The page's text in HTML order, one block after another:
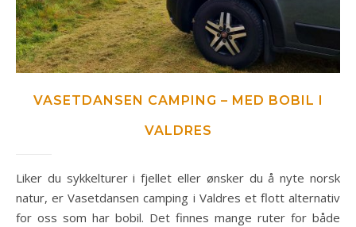
VASETDANSEN CAMPING – MED BOBIL I
VALDRES
Liker du sykkelturer i fjellet eller ønsker du å nyte norsk
natur, er Vasetdansen camping i Valdres et flott alternativ
for oss som har bobil. Det finnes mange ruter for både